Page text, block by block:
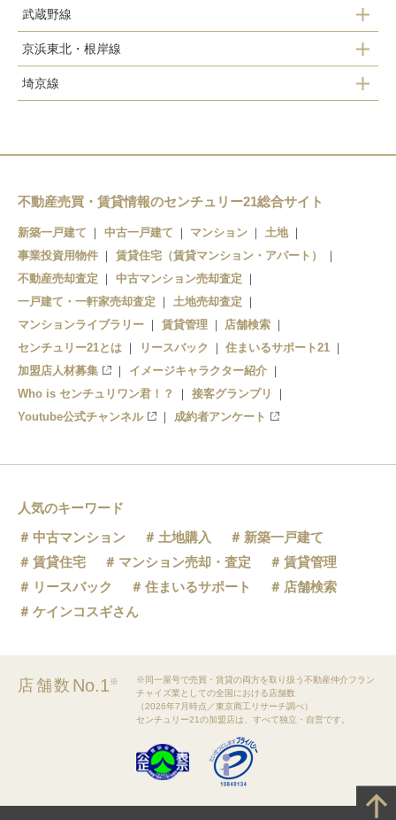
武蔵野線
武蔵浦和駅
南浦和駅
京浜東北・根岸線
南浦和駅
埼京線
中浦和駅
不動産売買・賃貸情報のセンチュリー21総合サイト
新築一戸建て 中古一戸建て マンション
土地
事業投資用物件
賃貸住宅（賃貸マンション・アパート）
不動産売却査定
中古マンション売却査定
一戸建て・一軒家売却査定
土地売却査定
マンションライブラリー
賃貸管理
店舗検索
センチュリー21とは
リースバック
住まいるサポート21
加盟店人材募集
イメージキャラクター紹介
Who is センチュリワン君！？
接客グランプリ
Youtube公式チャンネル
成約者アンケート
人気のキーワード
中古マンション
土地購入
新築一戸建て
賃貸住宅
マンション売却・査定
賃貸管理
リースバック
住まいるサポート
店舗検索
ケインコスギさん
店舗数 No.1※
※同一屋号で売買・賃貸の両方を取り扱う不動産仲介フラン
チャイズ業としての全国における店舗数
（2026年7月時点／東京商工リサーチ調べ）
センチュリー21の加盟店は、すべて独立・自営です。